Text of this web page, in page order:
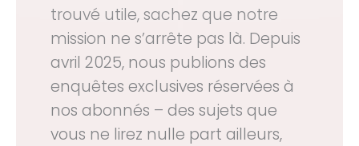
trouvé utile, sachez que notre
mission ne s’arrête pas là. Depuis
avril 2025, nous publions des
enquêtes exclusives réservées à
nos abonnés – des sujets que
vous ne lirez nulle part ailleurs,